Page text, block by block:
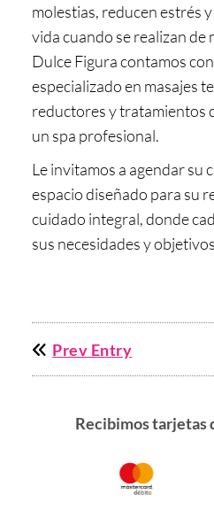
molestias, reducen estrés
vida cuando se realizan de
Dulce Figura contamos
especializado en masajes
reductores y tratamientos
un spa profesional.
Le invitamos a agendar su
espacio diseñado para su
cuidado integral, donde
sus necesidades y
Prev Entry
Recibimos tarjetas